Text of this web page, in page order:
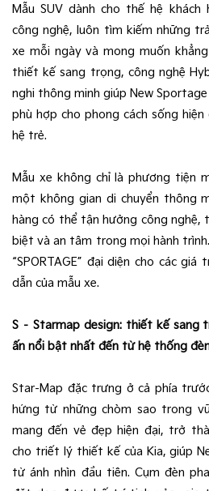
Mẫu SUV dành cho thế hệ
công nghệ, luôn tìm kiếm những
xe mỗi ngày và mong muốn
thiết kế sang trọng, công nghệ
nghi thông minh giúp New
phù hợp cho phong cách sống
hệ trẻ.
Mẫu xe không chỉ là phương tiện
một không gian di chuyển thông
hàng có thể tận hưởng công nghệ,
biệt và an tâm trong mọi hành
“SPORTAGE” đại diện cho các
dẫn của mẫu xe.
S – Starmap design: thiết kế sang
ấn nổi bật nhất đến từ hệ thống
Star-Map đặc trưng ở cả phía
hứng từ những chòm sao trong
mang đến vẻ đẹp hiện đại, trở
cho triết lý thiết kế của Kia, giúp
từ ánh nhìn đầu tiên. Cụm đèn